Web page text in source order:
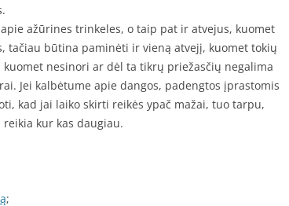
ažūrines trinkeles, o taip pat ir atvejus, kuomet
tačiau būtina paminėti ir vieną atvejį, kuomet tokių
nesinori ar dėl ta tikrų priežasčių negalima
Jei kalbėtume apie dangos, padengtos įprastomis
kad jai laiko skirti reikės ypač mažai, tuo tarpu,
kur kas daugiau.
;